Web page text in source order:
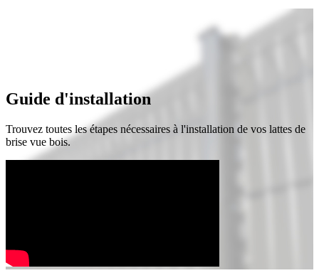
Guide d'installation
Trouvez toutes les étapes nécessaires à l'installation de vos lattes de
brise vue bois.